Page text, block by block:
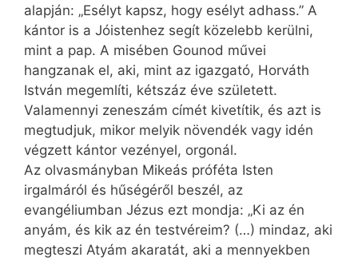
alapján: „Esélyt kapsz, hogy esélyt adhass.” A
kántor is a Jóistenhez segít közelebb kerülni,
mint a pap. A misében Gounod művei
hangzanak el, aki, mint az igazgató, Horváth
István megemlíti, kétszáz éve született.
Valamennyi zeneszám címét kivetítik, és azt is
megtudjuk, mikor melyik növendék vagy idén
végzett kántor vezényel, orgonál.
Az olvasmányban Mikeás próféta Isten
irgalmáról és hűségéről beszél, az
evangéliumban Jézus ezt mondja: „Ki az én
anyám, és kik az én testvéreim? (…) mindaz, aki
megteszi Atyám akaratát, aki a mennyekben